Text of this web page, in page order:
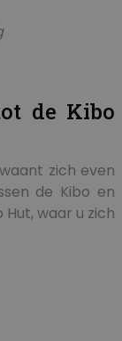
de Kibo
zich even
de Kibo en
waar u zich